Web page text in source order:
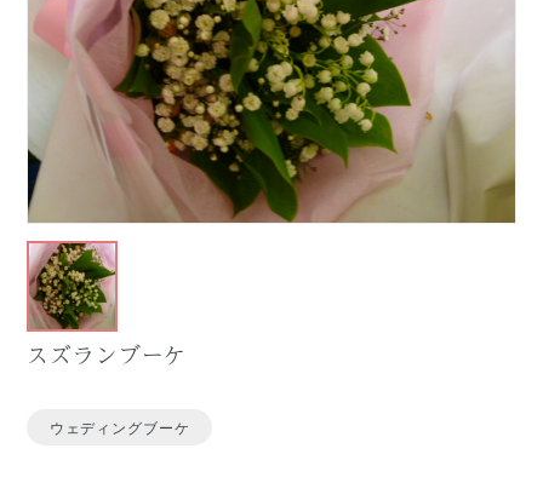
スズランブーケ
ウェディングブーケ